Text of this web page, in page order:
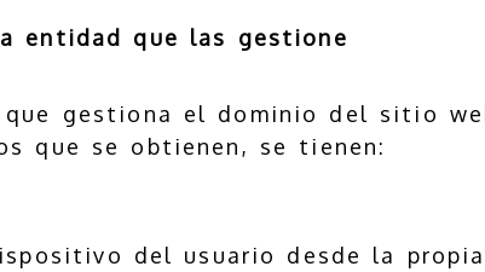
entidad que las gestione
gestiona el dominio del sitio
que se obtienen, se tienen:
del usuario desde la